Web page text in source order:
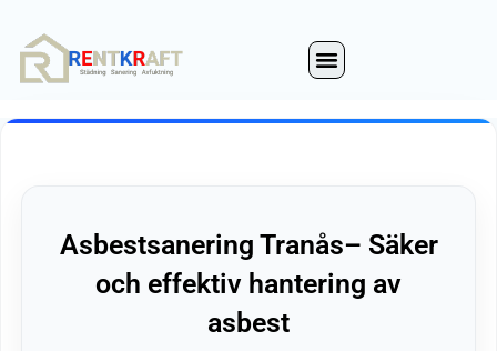
innehåll
Asbestsanering Tranås– Säker
och effektiv hantering av
asbest